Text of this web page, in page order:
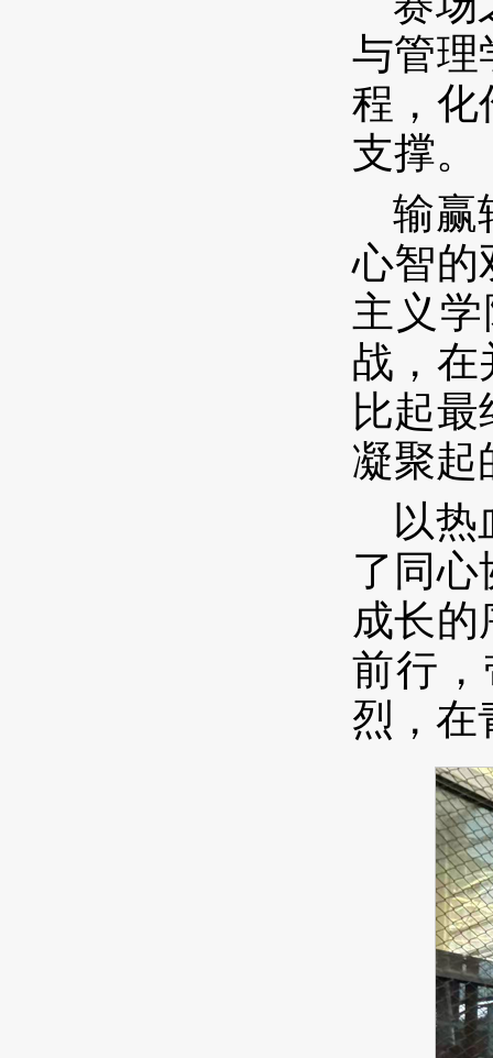
与管理
程，化
支撑。
输赢
心智的
主义
战，在
比起
凝聚起
以热
了同心
成长的
前行
烈，在